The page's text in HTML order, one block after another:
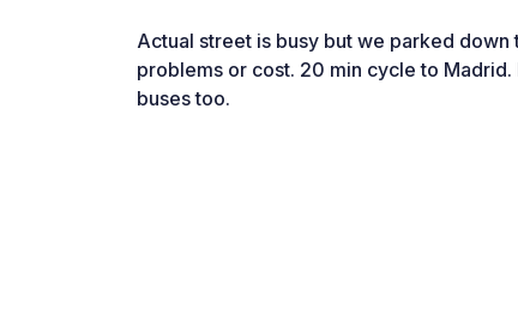
Actual street is busy but we parked down
problems or cost. 20 min cycle to
buses too.